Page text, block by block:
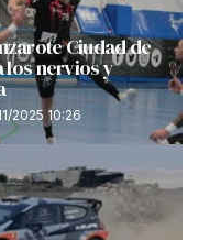
Ciudad de
los nervios y
2025 10:26